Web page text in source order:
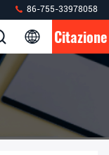
86-755-33978058
Citazione